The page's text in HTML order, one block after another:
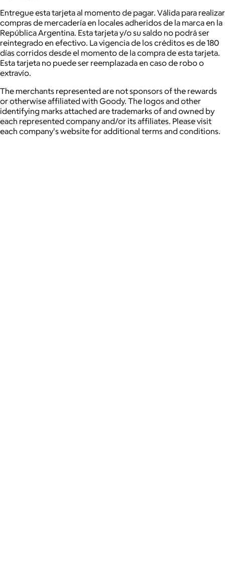
Entregue esta tarjeta al momento de pagar. Válida para realizar
compras de mercadería en locales adheridos de la marca en la
República Argentina. Esta tarjeta y/o su saldo no podrá ser
reintegrado en efectivo. La vigencia de los créditos es de 180
días corridos desde el momento de la compra de esta tarjeta.
Esta tarjeta no puede ser reemplazada en caso de robo o
extravío.
The merchants represented are not sponsors of the rewards
or otherwise affiliated with Goody. The logos and other
identifying marks attached are trademarks of and owned by
each represented company and/or its affiliates. Please visit
each company's website for additional terms and conditions.